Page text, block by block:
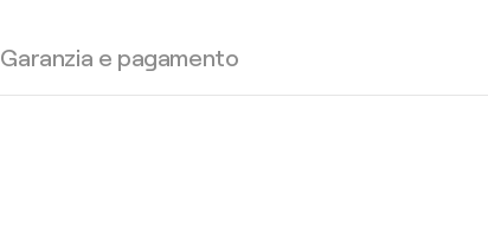
Garanzia e pagamento